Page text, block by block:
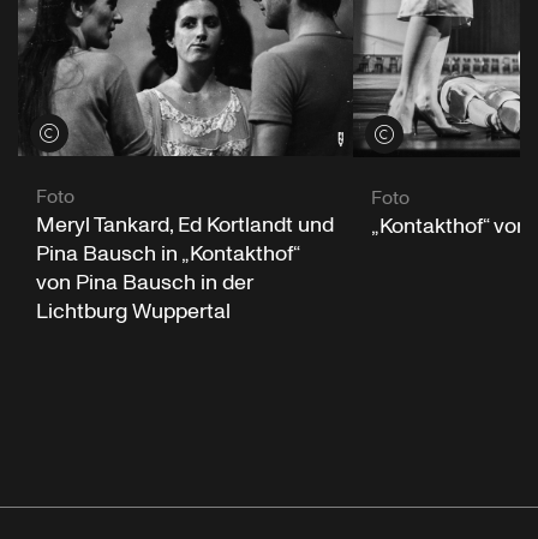
Credits öffnen
Foto
Meryl Tankard, Ed Kortlandt und
Pina Bausch in „Kontakthof“
von Pina Bausch in der
Lichtburg Wuppertal
Credits öffnen
Foto
„Kontakthof“